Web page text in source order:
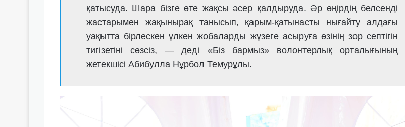
қатысуда. Шара бізге өте жақсы әсер қалдыруда. Әр өңірдің белсенді
жастарымен жақынырақ танысып, қарым-қатынасты нығайту алдағы
уақытта бірлескен үлкен жобаларды жүзеге асыруға өзінің зор септігін
тигізетіні сөзсіз, — деді «Біз бармыз» волонтерлық орталығының
жетекшісі Абибулла Нұрбол Темурұлы.